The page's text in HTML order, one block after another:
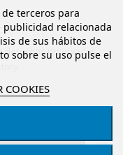
terceros para
publicidad relacionada
de sus hábitos de
sobre su uso pulse el
COOKIES
derechos reservados.